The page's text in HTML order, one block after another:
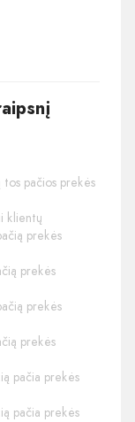
pačios prekės
klientų
prekės
prekės
prekės
prekės
pačia prekės
pačia prekės